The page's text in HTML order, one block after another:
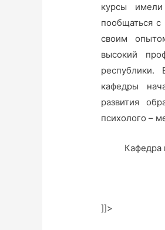
курсы
пообщаться с
своим
высокий
республики.
кафедры
развития
психолого –
Кафедра
]]>